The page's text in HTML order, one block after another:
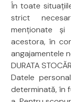
În toate
strict
menționate
acestora, în
angajamentele
DURATA
Datele
determinată, în